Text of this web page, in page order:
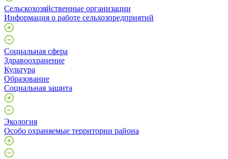
Сельскохозяйственные организации
Информация о работе сельхозпредприятий
Социальная сфера
Здравоохранение
Культура
Образование
Социальная защита
Экология
Особо охраняемые территории района